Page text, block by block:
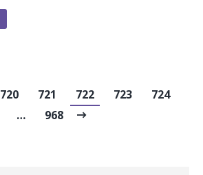
720 721 722 723
724
…
968